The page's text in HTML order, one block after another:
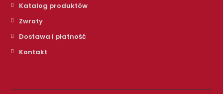
Katalog produktów
Zwroty
Dostawa i płatność
Kontakt